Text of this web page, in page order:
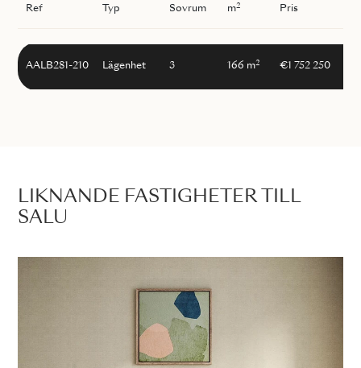
Ref Typ Sovrum m2 Pris
AALB281-210 Lägenhet 3 166 m2 €1 752 250
LIKNANDE FASTIGHETER TILL
SALU